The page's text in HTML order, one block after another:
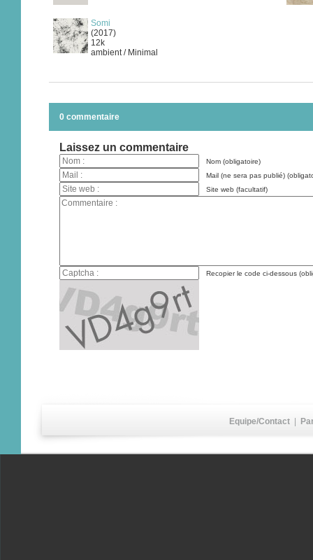
Somi
(2017)
12k
ambient / Minimal
0 commentaire
Laissez un commentaire
Nom (obligatoire)
Mail (ne sera pas publié)
Site web (facultatif)
Recopier le code ci-dessous
Equipe/Contact